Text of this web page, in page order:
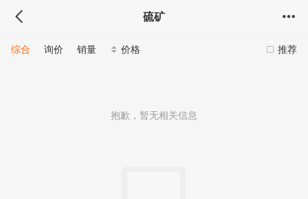
硫矿
推荐
综合 询价 销量 价格
抱歉，暂无相关信息